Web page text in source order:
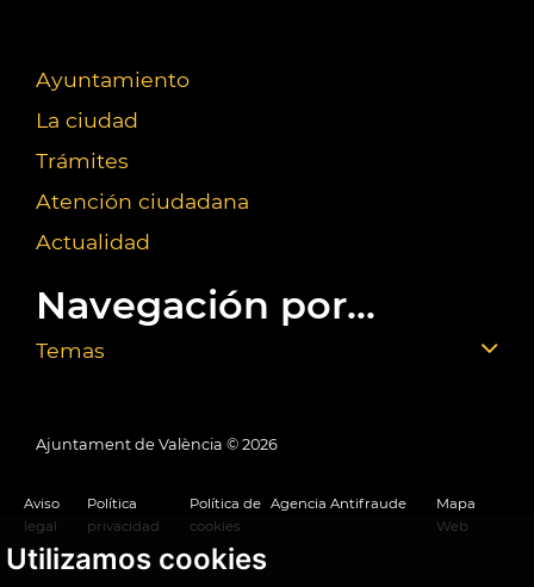
Utilizamos cookies
Ayuntamiento
La ciudad
Trámites
Atención ciudadana
Actualidad
Navegación por...
Temas
Ajuntament de València © 2026
Aviso
legal
Política
privacidad
Política de
cookies
Agencia Antifraude
Mapa
Web